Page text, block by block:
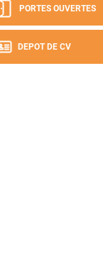
PORTES OUVERTES
DEPOT DE CV